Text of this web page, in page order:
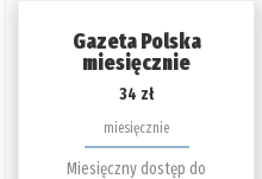
Gazeta Polska
miesięcznie
34 zł
miesięcznie
Miesięczny dostęp do